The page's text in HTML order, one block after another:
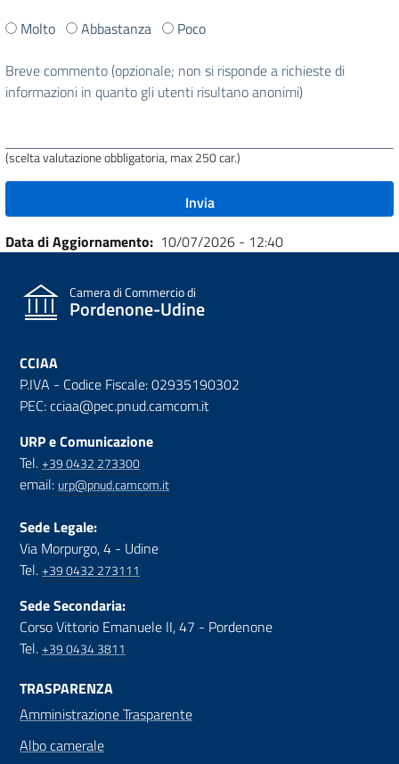
Ti
stata
utile
Molto Abbastanza
Poco
Breve commento (opzionale; non si risponde a richieste di
informazioni in quanto gli utenti risultano anonimi)
(scelta valutazione obbligatoria, max 250 car.)
Data di Aggiornamento 10/07/2026 - 12:40
Camera di Commercio di
Pordenone-Udine
CCIAA
P.IVA - Codice Fiscale: 02935190302
PEC: cciaa@pec.pnud.camcom.it
URP e Comunicazione
Tel.+39 0432 273300
email: urp@pnud.camcom.it
Sede Legale:
Via Morpurgo, 4 - Udine
Tel.+39 0432 273111
Sede Secondaria:
Corso Vittorio Emanuele II, 47 - Pordenone
Tel.+39 0434 3811
TRASPARENZA
Amministrazione Trasparente
Albo camerale